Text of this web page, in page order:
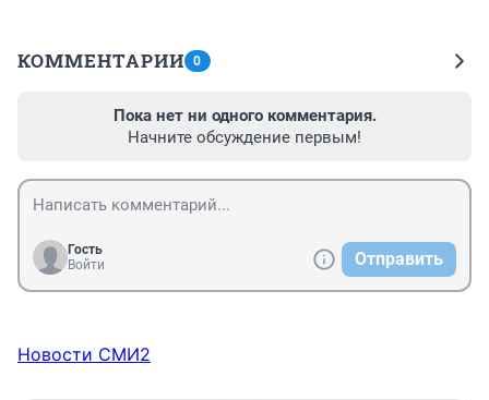
КОММЕНТАРИИ 0
Пока нет ни одного комментария.
Начните обсуждение первым!
Гость
Войти
Отправить
Новости СМИ2